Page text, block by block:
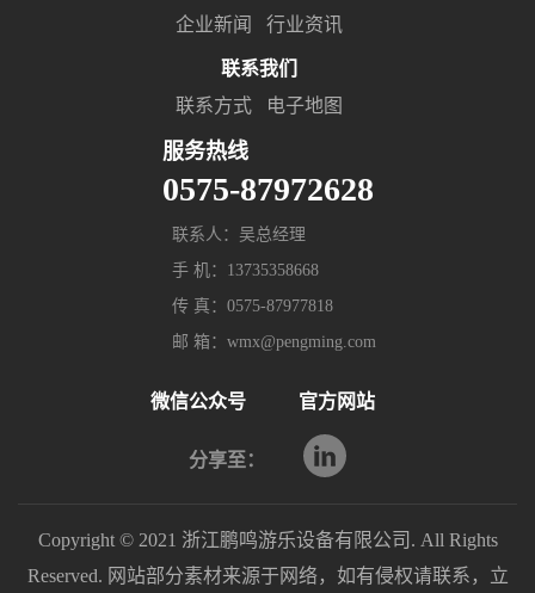
企业新闻
行业资讯
联系我们
联系方式
电子地图
服务热线
0575-87972628
联系人：吴总经理
手 机：13735358668
传 真：0575-87977818
邮 箱：wmx@pengming.com
微信公众号 官方网站
分享至：
Copyright © 2021 浙江鹏鸣游乐设备有限公司. All Rights
Reserved. 网站部分素材来源于网络，如有侵权请联系，立